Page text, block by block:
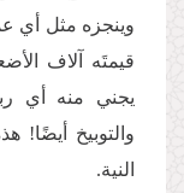
وينجزه مثل أي
قيمتَه آلاف
يجني منه أي
والتوبيخ أيضًا!
النية.